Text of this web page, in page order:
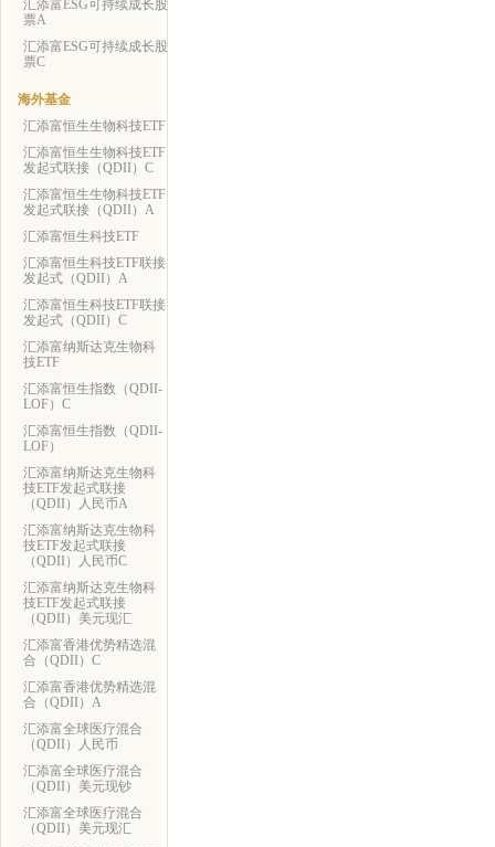
汇添富ESG可持续成长股
票A
汇添富ESG可持续成长股
票C
海外基金
汇添富恒生生物科技ETF
汇添富恒生生物科技ETF
发起式联接（QDII）C
汇添富恒生生物科技ETF
发起式联接（QDII）A
汇添富恒生科技ETF
汇添富恒生科技ETF联接
发起式（QDII）A
汇添富恒生科技ETF联接
发起式（QDII）C
汇添富纳斯达克生物科
技ETF
汇添富恒生指数（QDII-
LOF）C
汇添富恒生指数（QDII-
LOF）
汇添富纳斯达克生物科
技ETF发起式联接
（QDII）人民币A
汇添富纳斯达克生物科
技ETF发起式联接
（QDII）人民币C
汇添富纳斯达克生物科
技ETF发起式联接
（QDII）美元现汇
汇添富香港优势精选混
合（QDII）C
汇添富香港优势精选混
合（QDII）A
汇添富全球医疗混合
（QDII）人民币
汇添富全球医疗混合
（QDII）美元现钞
汇添富全球医疗混合
（QDII）美元现汇